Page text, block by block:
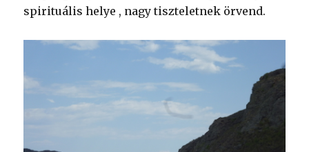
spirituális helye , nagy tiszteletnek örvend.